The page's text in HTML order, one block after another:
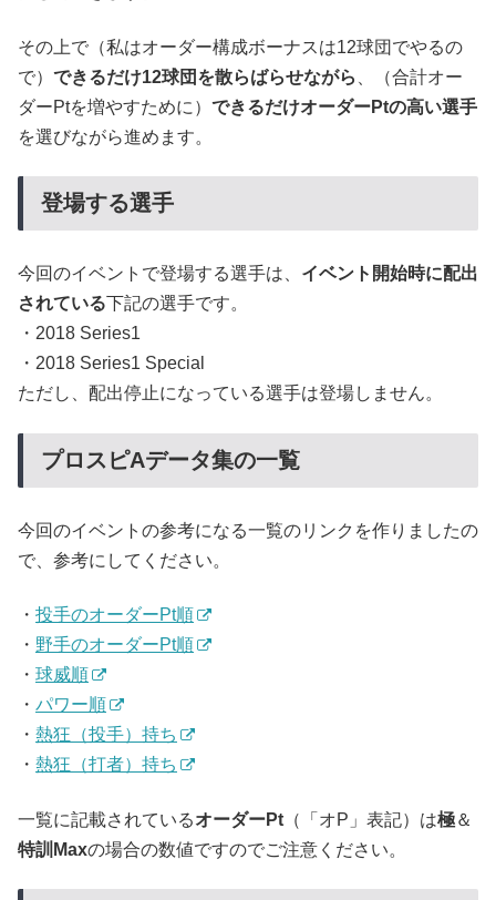
その上で（私はオーダー構成ボーナスは12球団でやるの
で） できるだけ12球団を散らばらせながら
、（合計オー
ダーPtを増やすために） できるだけオーダーPtの高い選手
を選びながら進めます。
登場する選手
今回のイベントで登場する選手は、 イベント開始時に配出
されている下記の選手です。
・2018 Series1
・2018 Series1 Special
ただし、配出停止になっている選手は登場しません。
プロスピAデータ集の一覧
今回のイベントの参考になる一覧のリンクを作りましたの
で、参考にしてください。
・ 投手のオーダーPt順
・ 野手のオーダーPt順
・ 球威順
・ パワー順
・ 熱狂（投手）持ち
・ 熱狂（打者）持ち
一覧に記載されているオーダーPt （「オP」表記）は極＆
特訓Maxの場合の数値ですのでご注意ください。